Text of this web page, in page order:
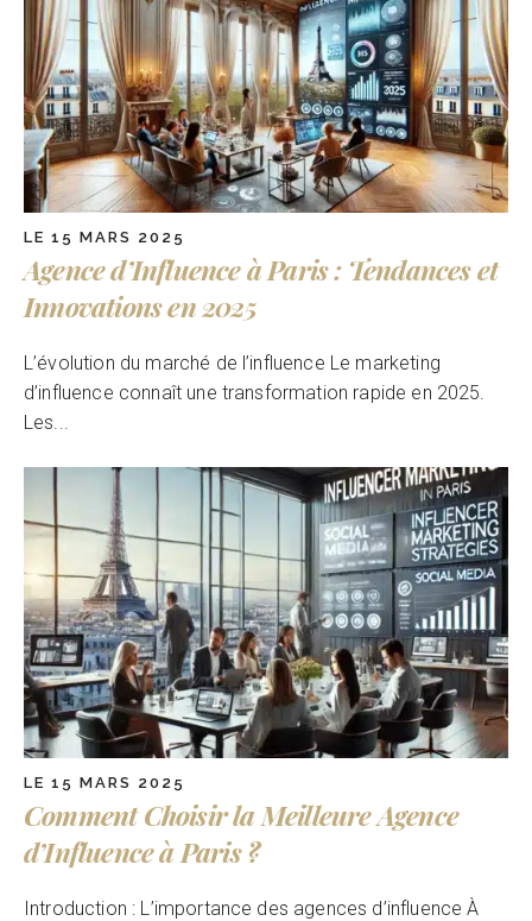
LE 15 MARS 2025
Agence d’Influence à Paris : Tendances et
Innovations en 2025
L’évolution du marché de l’influence Le marketing
d’influence connaît une transformation rapide en 2025.
Les...
LE 15 MARS 2025
Comment Choisir la Meilleure Agence
d’Influence à Paris ?
Introduction : L’importance des agences d’influence À